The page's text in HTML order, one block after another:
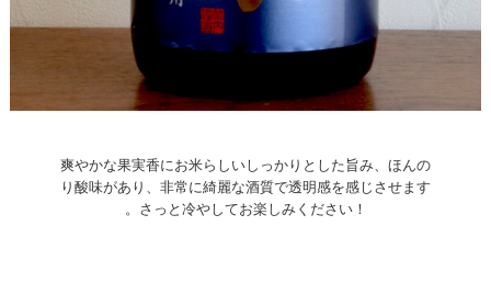
爽やかな果実香にお米らしいしっかりとした旨み、ほんの
り酸味があり、非常に綺麗な酒質で透明感を感じさせます
。さっと冷やしてお楽しみください！